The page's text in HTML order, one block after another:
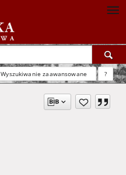
Wyszukiwanie zaawansowane ?